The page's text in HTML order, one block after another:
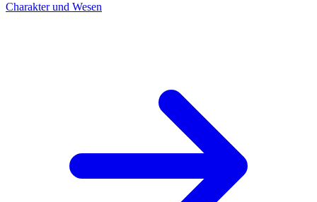
Charakter und Wesen